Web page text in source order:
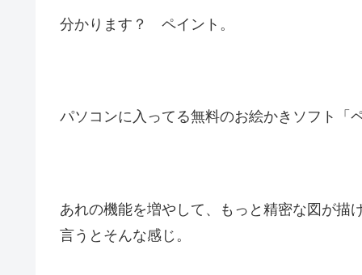
分かります？ ペイント。
パソコンに入ってる無料のお絵かきソフト「
あれの機能を増やして、もっと精密な図が描
言うとそんな感じ。